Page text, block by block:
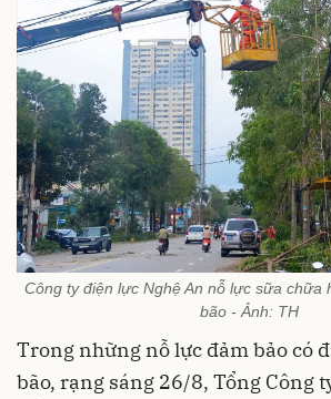
Công ty điện lực Nghệ An nỗ lực sữa chữa
bão - Ảnh: TH
Trong những nỗ lực đảm bảo có
bão, rạng sáng 26/8, Tổng Công